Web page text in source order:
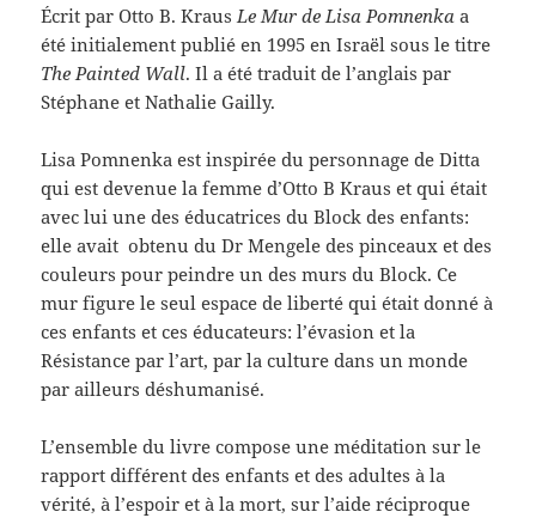
Écrit par Otto B. Kraus Le Mur de Lisa Pomnenka a
été initialement publié en 1995 en Israël sous le titre
The Painted Wall. Il a été traduit de l’anglais par
Stéphane et Nathalie Gailly.
Lisa Pomnenka est inspirée du personnage de Ditta
qui est devenue la femme d’Otto B Kraus et qui était
avec lui une des éducatrices du Block des enfants:
elle avait obtenu du Dr Mengele des pinceaux et des
couleurs pour peindre un des murs du Block. Ce
mur figure le seul espace de liberté qui était donné à
ces enfants et ces éducateurs: l’évasion et la
Résistance par l’art, par la culture dans un monde
par ailleurs déshumanisé.
L’ensemble du livre compose une méditation sur le
rapport différent des enfants et des adultes à la
vérité, à l’espoir et à la mort, sur l’aide réciproque